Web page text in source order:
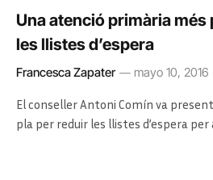
Una atenció primària
les llistes d’espera
Francesca Zapater mayo 10, 2016
El conseller Antoni Comín va
pla per reduir les llistes d’espera